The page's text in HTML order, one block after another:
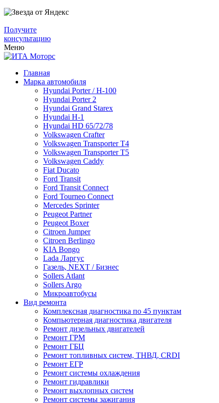
Получите
консультацию
Меню
Главная
Марка автомобиля
Hyundai Porter / H-100
Hyundai Porter 2
Hyundai Grand Starex
Hyundai H-1
Hyundai HD 65/72/78
Volkswagen Crafter
Volkswagen Transporter T4
Volkswagen Transporter T5
Volkswagen Caddy
Fiat Ducato
Ford Transit
Ford Transit Connect
Ford Tourneo Connect
Mercedes Sprinter
Peugeot Partner
Peugeot Boxer
Citroen Jumper
Citroen Berlingo
KIA Bongo
Lada Ларгус
Газель, NEXT / Бизнес
Sollers Atlant
Sollers Argo
Микроавтобусы
Вид ремонта
Комплексная диагностика по 45 пунктам
Компьютерная диагностика двигателя
Ремонт дизельных двигателей
Ремонт ГРМ
Ремонт ГБЦ
Ремонт топливных систем, ТНВД, CRDI
Ремонт ЕГР
Ремонт системы охлаждения
Ремонт гидравлики
Ремонт выхлопных систем
Ремонт системы зажигания